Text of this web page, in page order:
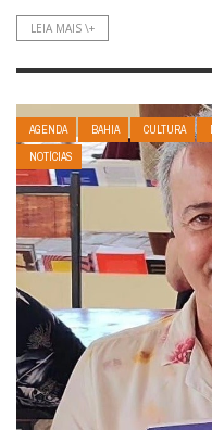
LEIA MAIS \+
AGENDA BAHIA CULTURA
NOTÍCIAS